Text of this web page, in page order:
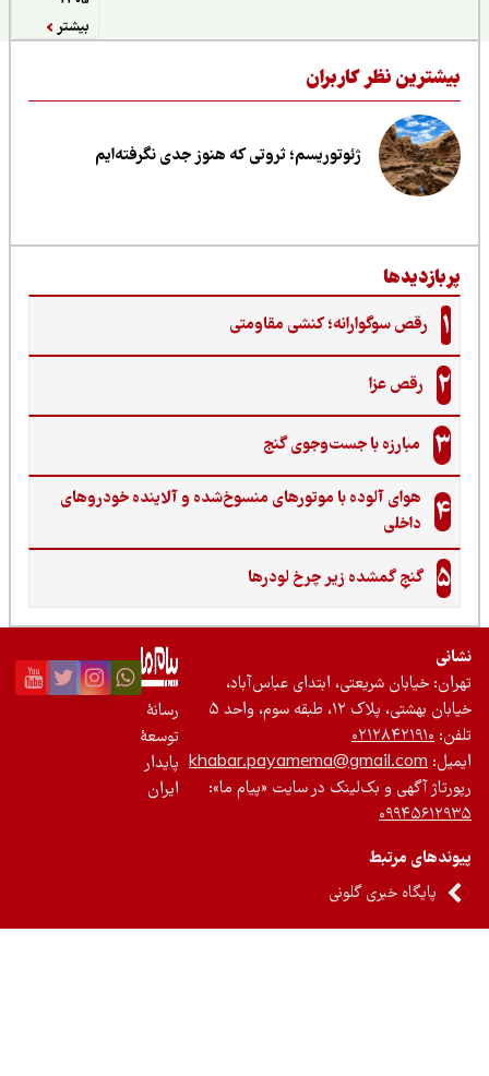
نظر کاربران
ژئوتوریسم؛ ثروتی که هنوز جدی نگرفته‌ایم
رقص سوگوارانه؛ کنشی مقاومتی
رقص عزا
مبارزه با جست‌وجوی گنج‌
هوای آلوده با موتورهای منسوخ‌شده و آلاینده خودروهای
داخلی
گنجِ گمشده زیر چرخ لودرها
خیابان شریعتی، ابتدای عباس‌آباد،
بهشتی، پلاک ۱۲، طبقه سوم، واحد ۵
۰۲۱۲۸۴۲۱۹۱۰
khabar.payamema@gmail.com
آگهی و بک‌لینک در سایت «پیام ما»:
مرتبط
پایگاه خبری گلونی
رسانۀ
توسعۀ
پایدار
ایران